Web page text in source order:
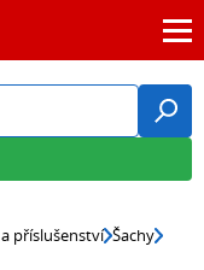
příslušenství Šachy